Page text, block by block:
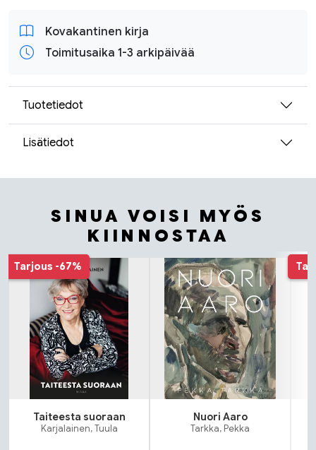
Kovakantinen kirja
Toimitusaika 1-3 arkipäivää
Tuotetiedot
Lisätiedot
SINUA VOISI MYÖS
KIINNOSTAA
Tuoteluettelon alku
Tarjous -67%
Taiteesta suoraan
Karjalainen, Tuula
Nuori Aaro
Tarkka, Pekka